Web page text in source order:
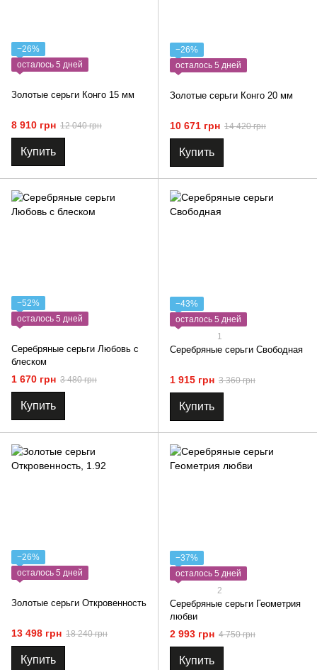
−26%
осталось 5 дней
Золотые серьги Конго 15 мм
8 910 грн 12 040 грн
Купить
−26%
осталось 5 дней
Золотые серьги Конго 20 мм
10 671 грн 14 420 грн
Купить
−52%
осталось 5 дней
Серебряные серьги Любовь с
блеском
1 670 грн 3 480 грн
Купить
−43%
осталось 5 дней
1
Серебряные серьги Свободная
1 915 грн 3 360 грн
Купить
−26%
осталось 5 дней
Золотые серьги Откровенность
13 498 грн 18 240 грн
Купить
−37%
осталось 5 дней
2
Серебряные серьги Геометрия
любви
2 993 грн 4 750 грн
Купить